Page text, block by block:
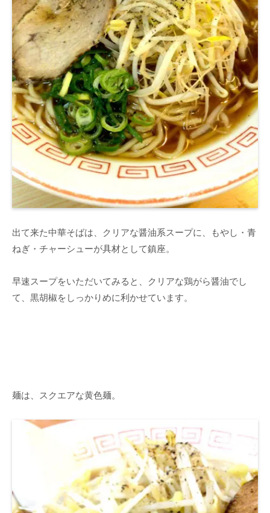
出て来た中華そばは、クリアな醤油系スープに、もやし・青
ねぎ・チャーシューが具材として鎮座。
早速スープをいただいてみると、クリアな鶏がら醤油でし
て、黒胡椒をしっかりめに利かせています。
麺は、スクエアな黄色麺。